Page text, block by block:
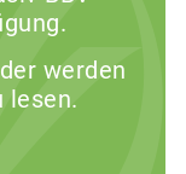
werden
lesen.